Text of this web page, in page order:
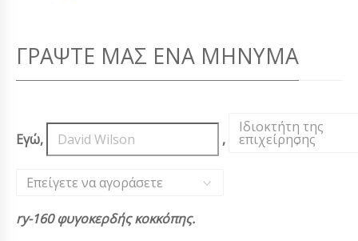
ΓΡΆΨΤΕ ΜΑΣ ΈΝΑ ΜΉΝΥΜΑ
Εγώ, ,
Ιδιοκτήτη της
επιχείρησης
,
Επείγετε να αγοράσετε
ry-160 φυγοκερδής κοκκόπης.